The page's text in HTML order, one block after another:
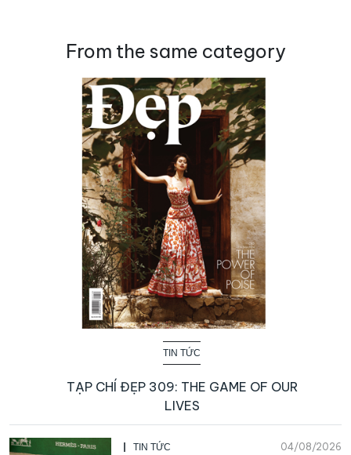
From the same category
TIN TỨC
TẠP CHÍ ĐẸP 309: THE GAME OF OUR
LIVES
TIN TỨC 04/08/2026